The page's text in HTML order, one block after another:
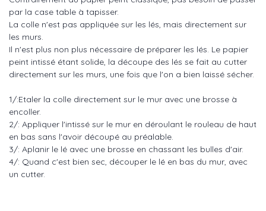
par la case table à tapisser.
La colle n'est pas appliquée sur les lés, mais directement sur
les murs.
Il n'est plus non plus nécessaire de préparer les lés. Le papier
peint intissé étant solide, la découpe des lés se fait au cutter
directement sur les murs, une fois que l'on a bien laissé sécher.
1/:Etaler la colle directement sur le mur avec une brosse à
encoller.
2/: Appliquer l'intissé sur le mur en déroulant le rouleau de haut
en bas sans l'avoir découpé au préalable.
3/: Aplanir le lé avec une brosse en chassant les bulles d'air.
4/: Quand c'est bien sec, découper le lé en bas du mur, avec
un cutter.